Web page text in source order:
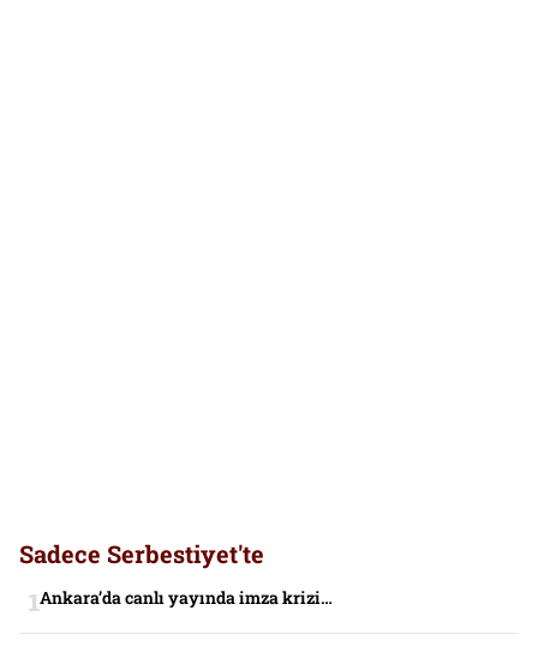
Sadece Serbestiyet'te
Ankara’da canlı yayında imza krizi…